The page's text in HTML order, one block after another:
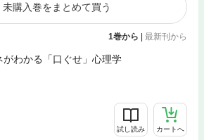
未購入巻をまとめて買う
1巻から | 最新刊から
がわかる「口ぐせ」心理学
試し読み カートへ